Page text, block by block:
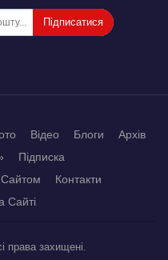
Підписатися
Відео Блоги
Архів
Підписка
Контакти
Сайті
захищені.